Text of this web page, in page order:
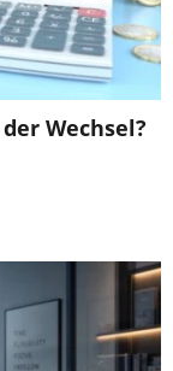
Wechsel?